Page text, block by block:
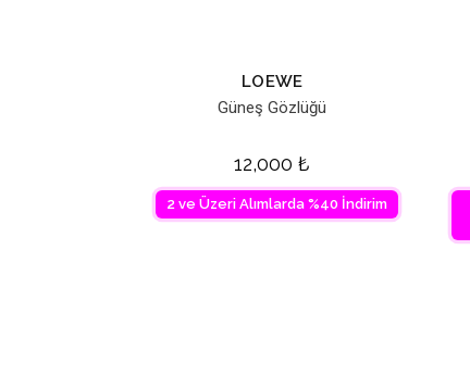
LOEWE
Güneş Gözlüğü
12,000₺
2 ve Üzeri Alımlarda %40 İndirim